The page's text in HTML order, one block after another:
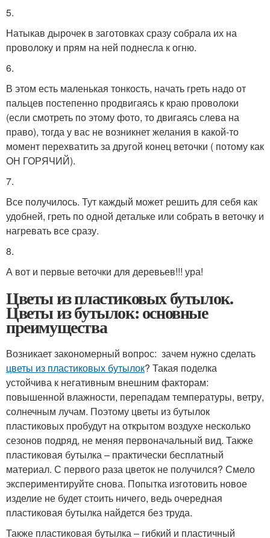
5.
Натыкав дырочек в заготовках сразу собрала их на
проволоку и прям на ней поднесла к огню.
6.
В этом есть маленькая тонкость, начать греть надо от
пальцев постепенно продвигаясь к краю проволоки
(если смотреть по этому фото, то двигаясь слева на
право), тогда у вас не возникнет желания в какой-то
момент перехватить за другой конец веточки ( потому как
ОН ГОРЯЧИЙ).
7.
Все получилось. Тут каждый может решить для себя как
удобней, греть по одной детальке или собрать в веточку и
нагревать все сразу.
8.
А вот и первые веточки для деревьев!!! ура!
Цветы из пластиковых бутылок.
Цветы из бутылок: основные
преимущества
Возникает закономерный вопрос: зачем нужно сделать
цветы из пластиковых бутылок? Такая поделка
устойчива к негативным внешним факторам:
повышенной влажности, перепадам температуры, ветру,
солнечным лучам. Поэтому цветы из бутылок
пластиковых пробудут на открытом воздухе несколько
сезонов подряд, не меняя первоначальный вид. Также
пластиковая бутылка – практически бесплатный
материал. С первого раза цветок не получился? Смело
экспериментируйте снова. Попытка изготовить новое
изделие не будет стоить ничего, ведь очередная
пластиковая бутылка найдется без труда.
Также пластиковая бутылка – гибкий и пластичный